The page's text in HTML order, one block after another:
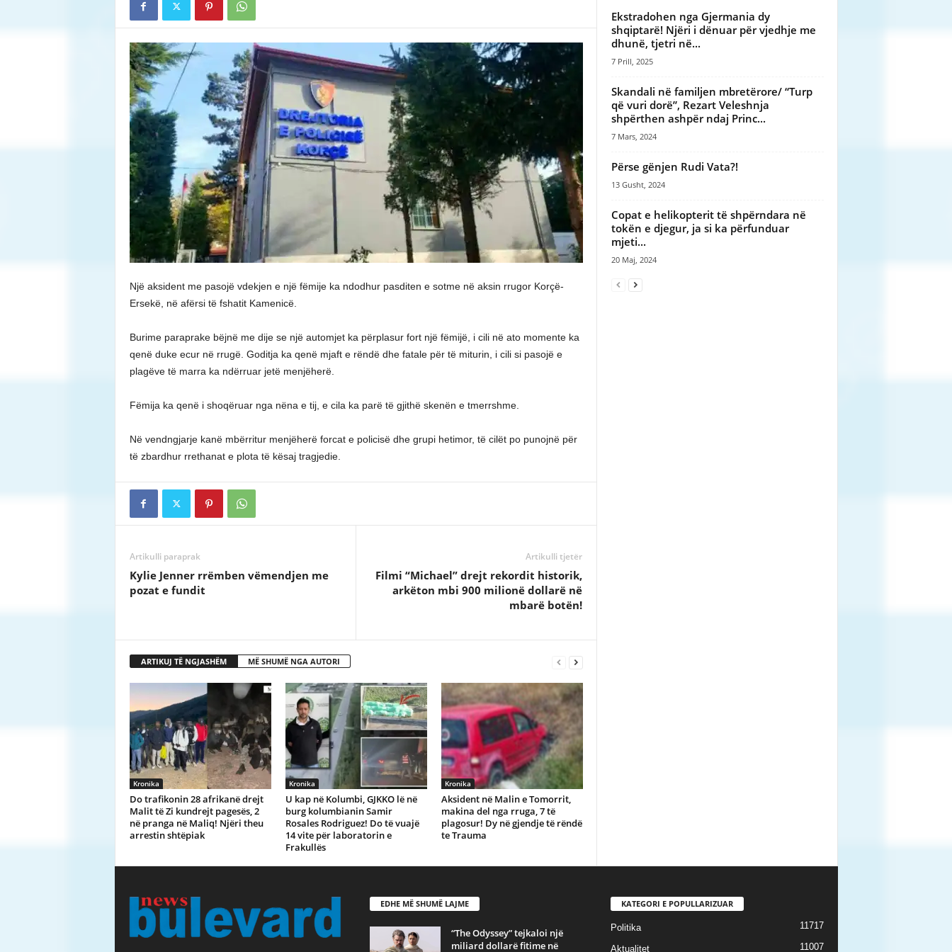
Një aksident me pasojë vdekjen e një fëmije ka ndodhur pasditen e sotme në aksin rrugor Korçë-
Ersekë, në afërsi të fshatit Kamenicë.
Burime paraprake bëjnë me dije se një automjet ka përplasur fort një fëmijë, i cili në ato momente ka
qenë duke ecur në rrugë. Goditja ka qenë mjaft e rëndë dhe fatale për të miturin, i cili si pasojë e
plagëve të marra ka ndërruar jetë menjëherë.
Fëmija ka qenë i shoqëruar nga nëna e tij, e cila ka parë të gjithë skenën e tmerrshme.
Në vendngjarje kanë mbërritur menjëherë forcat e policisë dhe grupi hetimor, të cilët po punojnë për
të zbardhur rrethanat e plota të kësaj tragjedie.
Artikulli paraprak
Kylie Jenner rrëmben vëmendjen me
pozat e fundit
Artikulli tjetër
Filmi “Michael” drejt rekordit historik,
arkëton mbi 900 milionë dollarë në
mbarë botën!
ARTIKUJ TË NGJASHËM MË SHUMË NGA AUTORI
Kronika
Do trafikonin 28 afrikanë drejt
Malit të Zi kundrejt pagesës, 2
në pranga në Maliq! Njëri theu
arrestin shtëpiak
Kronika
U kap në Kolumbi, GJKKO lë në
burg kolumbianin Samir
Rosales Rodriguez! Do të vuajë
14 vite për laboratorin e
Frakullës
Kronika
Aksident në Malin e Tomorrit,
makina del nga rruga, 7 të
plagosur! Dy në gjendje të rëndë
te Trauma
Ekstradohen nga Gjermania dy
shqiptarë! Njëri i dënuar për vjedhje me
dhunë, tjetri në...
7 Prill, 2025
Skandali në familjen mbretërore/ “Turp
që vuri dorë”, Rezart Veleshnja
shpërthen ashpër ndaj Princ...
7 Mars, 2024
Përse gënjen Rudi Vata?!
13 Gusht, 2024
Copat e helikopterit të shpërndara në
tokën e djegur, ja si ka përfunduar
mjeti...
20 Maj, 2024
EDHE MË SHUMË LAJME
“The Odyssey” tejkaloi një
miliard dollarë fitime në
KATEGORI E POPULLARIZUAR
Politika 11717
Aktualitet 11007